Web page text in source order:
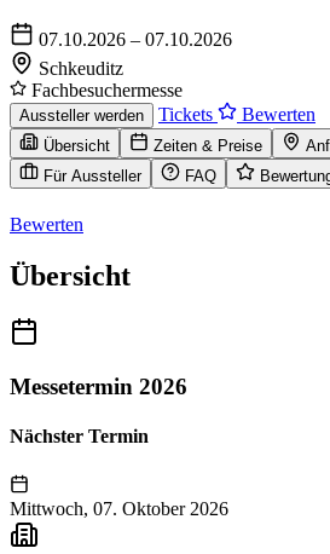
07.10.2026 – 07.10.2026
Schkeuditz
Fachbesuchermesse
Aussteller werden Tickets Bewerten
Übersicht Zeiten & Preise
Für Aussteller
FAQ
Bewerten
Übersicht
Messetermin 2026
Nächster Termin
Mittwoch, 07. Oktober 2026